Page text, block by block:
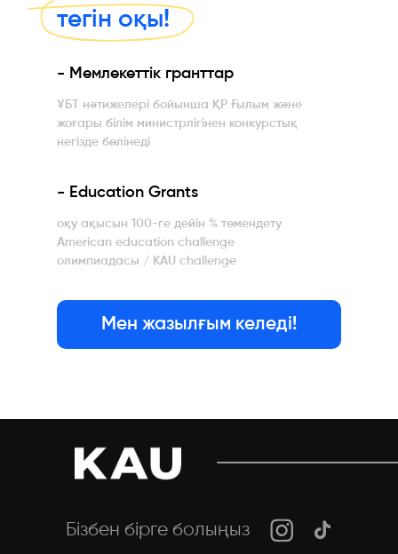
- Мемлекеттік гранттар
ҰБТ нәтижелері бойынша ҚР Ғылым және
жоғары білім министрлігінен конкурстық
негізде бөлінеді
- Education Grants
оқу ақысын 100-ге дейін % төмендету
American education challenge
олимпиадасы / KAU challenge
Мен жазылғым келеді!
тегін оқы!
Бізбен бірге болыңыз